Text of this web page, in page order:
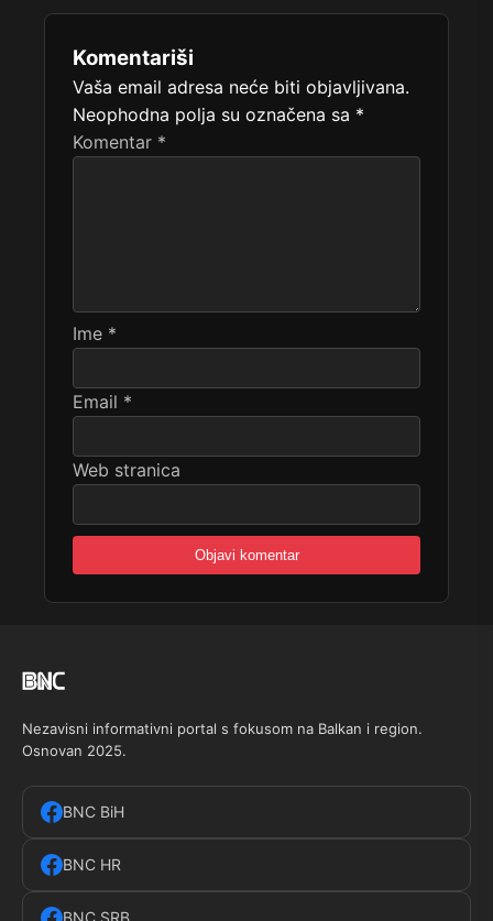
Komentariši
Vaša email adresa neće biti objavljivana.
Neophodna polja su označena sa *
Komentar *
Ime *
Email *
Web stranica
Nezavisni informativni portal s fokusom na Balkan i region.
Osnovan 2025.
BNC BiH
BNC HR